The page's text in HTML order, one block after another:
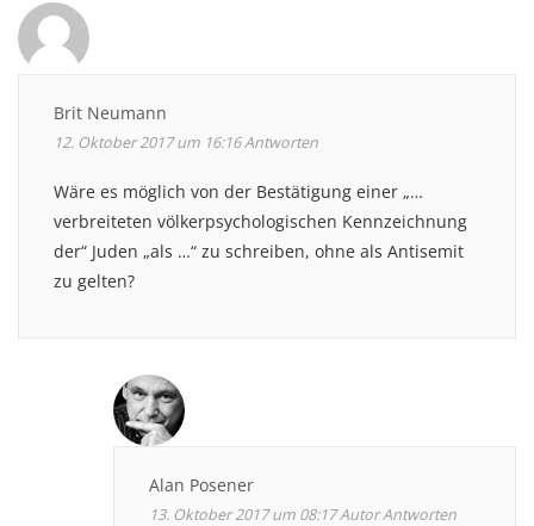
Brit Neumann
12. Oktober 2017 um 16:16Antworten
Wäre es möglich von der Bestätigung einer „…
verbreiteten völkerpsychologischen Kennzeichnung
der“ Juden „als …“ zu schreiben, ohne als Antisemit
zu gelten?
Alan Posener
13. Oktober 2017 um 08:17AutorAntworten